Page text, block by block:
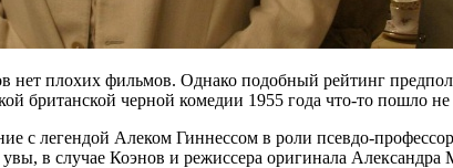
нет плохих фильмов. Однако подобный рейтинг
британской черной комедии 1955 года что-то пошло не
с легендой Алеком Гиннессом в роли псевдо-
в случае Коэнов и режиссера оригинала Александра